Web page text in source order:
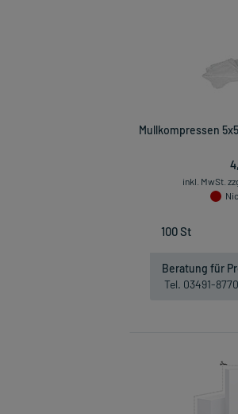
Mullkompressen
inkl. MwSt.
Beratung für
Tel. 03491-